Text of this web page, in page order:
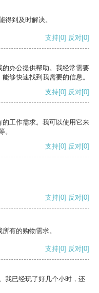
得到及时解决。
支持[0] 反对[0]
办公提供帮助。我经常需要
够快速找到我需要的信息。
支持[0] 反对[0]
工作需求。我可以使用它来
。
支持[0] 反对[0]
支持[0] 反对[0]
有的购物需求。
支持[0] 反对[0]
我已经玩了好几个小时，还